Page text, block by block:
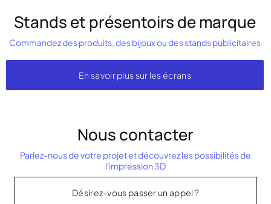
Stands et présentoirs de marque
Commandez des produits, des bijoux ou des stands publicitaires
En savoir plus sur les écrans
Nous contacter
Parlez-nous de votre projet et découvrez les possibilités de
l'impression 3D
Désirez-vous passer un appel ?